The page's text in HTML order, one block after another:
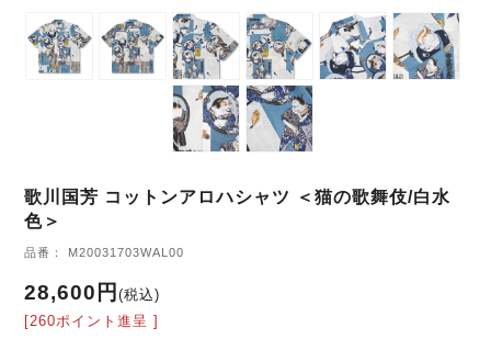
歌川国芳 コットンアロハシャツ ＜猫の歌舞伎/白水
色＞
品番： M20031703WAL00
28,600円(税込)
[260ポイント進呈 ]